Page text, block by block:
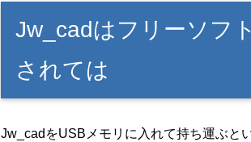
Jw_cadはフリーソフ
されては
Jw_cadをUSBメモリに入れて持ち運ぶと